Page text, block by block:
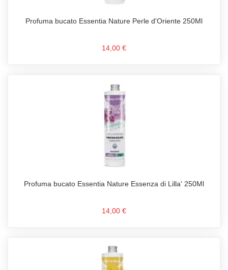
Profuma bucato Essentia Nature Perle d'Oriente 250Ml
14,00 €
Profuma bucato Essentia Nature Essenza di Lilla' 250Ml
14,00 €